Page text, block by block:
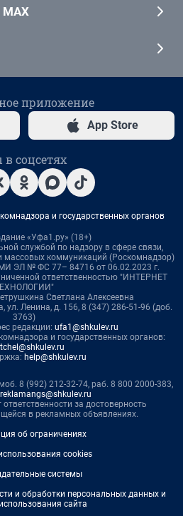
MAX
приложение
App Store
соцсетях
и государственных органов
«Уфа1.ру» (18+)
службой по надзору в сфере связи,
массовых коммуникаций (Роскомнадзор)
ЭЛ № ФС 77– 84716 от 06.02.2023 г.
ответственностью "ИНТЕРНЕТ
Светлана Алексеевна
ул. Ленина, д. 156, 8 (347) 286-51-96 (доб.
3763)
редакции: ufa1@shkulev.ru
и государственных органов:
help@shkulev.ru
8 (992) 212-32-74, раб. 8 800 2000-383,
reklamangs@shkulev.ru
ответственности за достоверность
в рекламных объявлениях.
об ограничениях
cookies
системы
и обработки персональных данных и
сайта